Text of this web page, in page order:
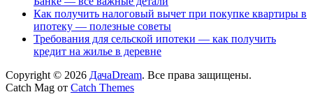
Как получить налоговый вычет при покупке квартиры в
ипотеку — полезные советы
Требования для сельской ипотеки — как получить
кредит на жилье в деревне
Copyright © 2026 ДачаDream. Все права защищены.
Catch Mag от Catch Themes